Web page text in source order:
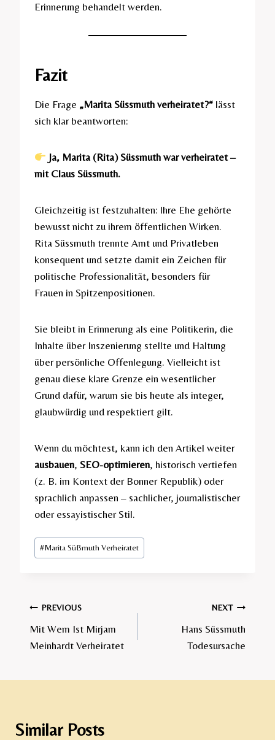
Erinnerung behandelt werden.
Fazit
Die Frage „Marita Süssmuth verheiratet?“ lässt
sich klar beantworten:
Ja, Marita (Rita) Süssmuth war verheiratet –
mit Claus Süssmuth.
Gleichzeitig ist festzuhalten: Ihre Ehe gehörte
bewusst nicht zu ihrem öffentlichen Wirken.
Rita Süssmuth trennte Amt und Privatleben
konsequent und setzte damit ein Zeichen für
politische Professionalität, besonders für
Frauen in Spitzenpositionen.
Sie bleibt in Erinnerung als eine Politikerin, die
Inhalte über Inszenierung stellte und Haltung
über persönliche Offenlegung. Vielleicht ist
genau diese klare Grenze ein wesentlicher
Grund dafür, warum sie bis heute als integer,
glaubwürdig und respektiert gilt.
Wenn du möchtest, kann ich den Artikel weiter
ausbauen, SEO-optimieren, historisch vertiefen
(z. B. im Kontext der Bonner Republik) oder
sprachlich anpassen – sachlicher, journalistischer
oder essayistischer Stil.
Post
Tags:
#Marita Süßmuth Verheiratet
Post
navigation
PREVIOUS
Mit Wem Ist Mirjam
Meinhardt Verheiratet​
NEXT
Hans Süssmuth
Todesursache
Similar Posts